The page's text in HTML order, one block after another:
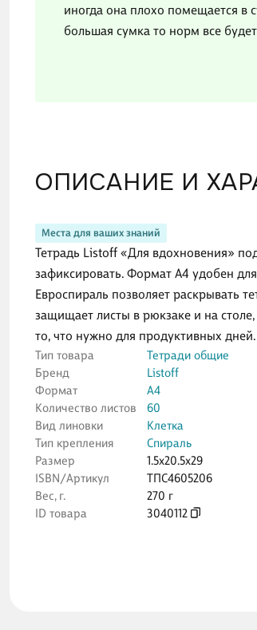
ОПИСАНИЕ И
Места для ваших знаний
Тетрадь Listoff «Для вдохновения»
зафиксировать. Формат А4 удобен для
Евроспираль позволяет раскрывать
защищает листы в рюкзаке и на
то, что нужно для продуктивных дней.
Тип товара
Тетради общие
Бренд
Listoff
Формат
А4
Количество листов
60
Вид линовки
Клетка
Тип крепления
Спираль
Размер
1.5x20.5x29
ISBN/Артикул
ТПС4605206
Вес, г.
270 г
ID товара
3040112
иногда она плохо помещается в
большая сумка то норм все будет